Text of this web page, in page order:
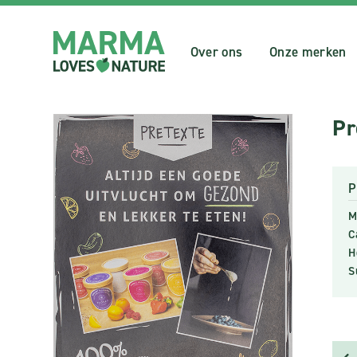
Over ons Onze merken